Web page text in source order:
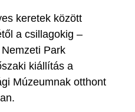
keretek között
a csillagokig –
Park
kiállítás a
Múzeumnak otthont